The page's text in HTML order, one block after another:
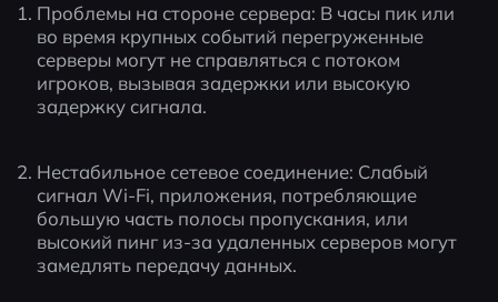
Проблемы на стороне сервера: В часы пик или
во время крупных событий перегруженные
серверы могут не справляться с потоком
игроков, вызывая задержки или высокую
задержку сигнала.
Нестабильное сетевое соединение: Слабый
сигнал Wi-Fi, приложения, потребляющие
большую часть полосы пропускания, или
высокий пинг из-за удаленных серверов могут
замедлять передачу данных.